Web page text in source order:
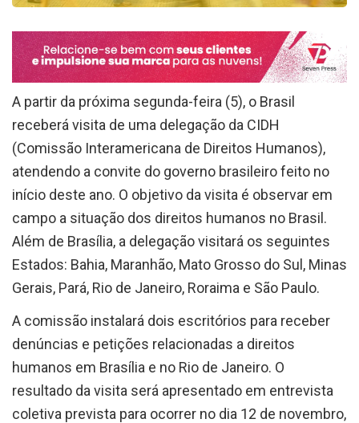
A partir da próxima segunda-feira (5), o Brasil
receberá visita de uma delegação da CIDH
(Comissão Interamericana de Direitos Humanos),
atendendo a convite do governo brasileiro feito no
início deste ano. O objetivo da visita é observar em
campo a situação dos direitos humanos no Brasil.
Além de Brasília, a delegação visitará os seguintes
Estados: Bahia, Maranhão, Mato Grosso do Sul, Minas
Gerais, Pará, Rio de Janeiro, Roraima e São Paulo.
A comissão instalará dois escritórios para receber
denúncias e petições relacionadas a direitos
humanos em Brasília e no Rio de Janeiro. O
resultado da visita será apresentado em entrevista
coletiva prevista para ocorrer no dia 12 de novembro,